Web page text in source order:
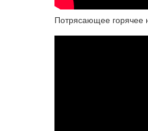
Потрясающее